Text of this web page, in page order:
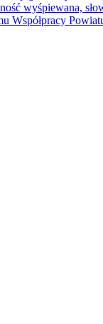
wyśpiewana,
Współpracy